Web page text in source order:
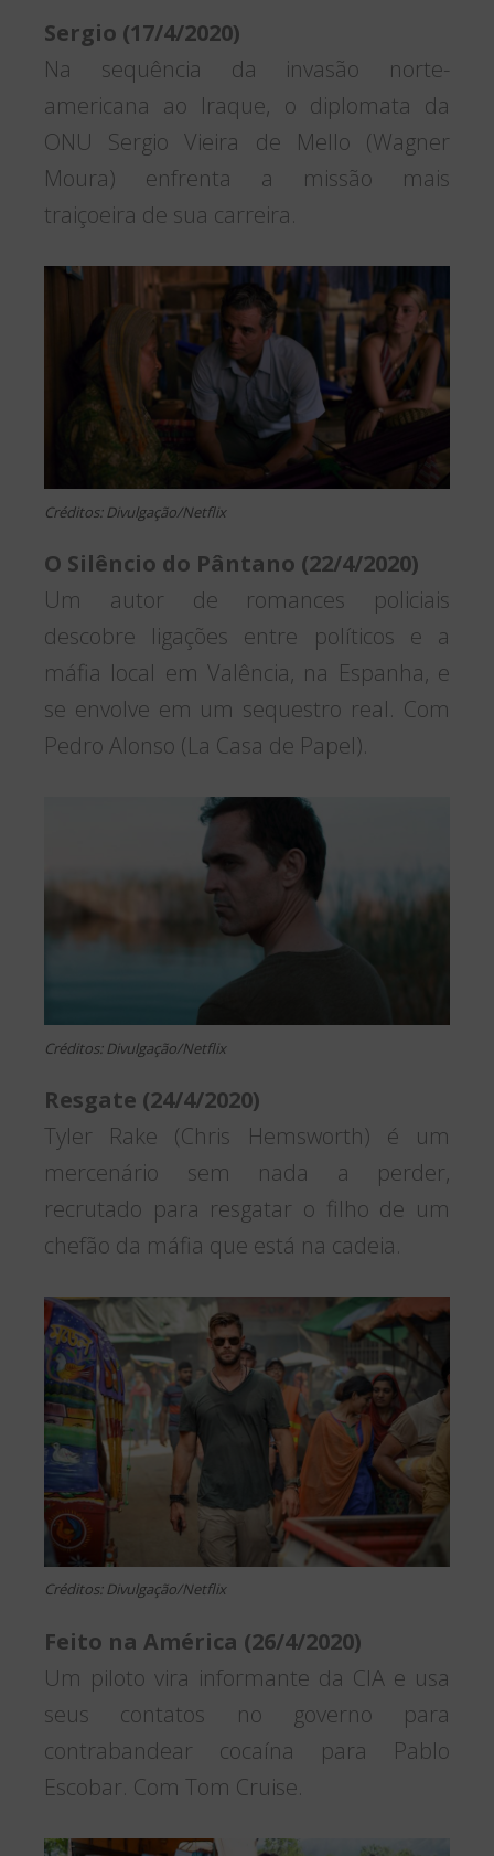
Sergio (17/4/2020)
Na sequência da invasão norte-
americana ao Iraque, o diplomata da
ONU Sergio Vieira de Mello (Wagner
Moura) enfrenta a missão mais
traiçoeira de sua carreira.
Créditos: Divulgação/Netflix
O Silêncio do Pântano (22/4/2020)
Um autor de romances policiais
descobre ligações entre políticos e a
máfia local em Valência, na Espanha, e
se envolve em um sequestro real. Com
Pedro Alonso (La Casa de Papel).
Créditos: Divulgação/Netflix
Resgate (24/4/2020)
Tyler Rake (Chris Hemsworth) é um
mercenário sem nada a perder,
recrutado para resgatar o filho de um
chefão da máfia que está na cadeia.
Créditos: Divulgação/Netflix
Feito na América (26/4/2020)
Um piloto vira informante da CIA e usa
seus contatos no governo para
contrabandear cocaína para Pablo
Escobar. Com Tom Cruise.